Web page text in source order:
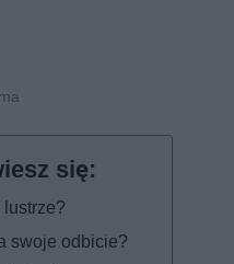
swoje odbicie?